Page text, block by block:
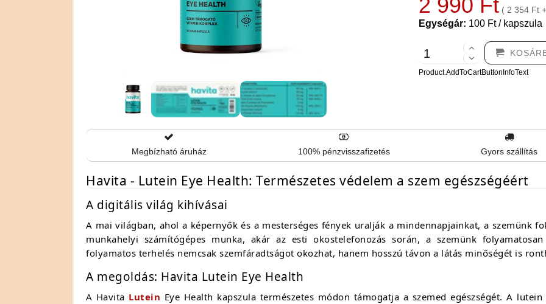
2 990 Ft ( 2 354 Ft
Egységár: 100 Ft / kapszula
Product.AddToCartButtonInfoText
Megbízható áruház 100% pénzvisszafizetés Gyors szállítás
Havita - Lutein Eye Health: Természetes védelem a szem egészségéért
A digitális világ kihívásai
A mai világban, ahol a képernyők és a mesterséges fények uralják a mindennapjainkat, a szemünk
munkahelyi számítógépes munka, akár az esti okostelefonozás során, a szemünk
folyamatos terhelés nemcsak szemfáradtságot okozhat, hanem hosszú távon a látás minőségét is
A megoldás: Havita Lutein Eye Health
A Havita Lutein Eye Health kapszula természetes módon támogatja a szemed egészségét. A